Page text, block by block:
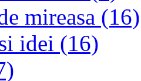
mireasa (16)
idei (16)